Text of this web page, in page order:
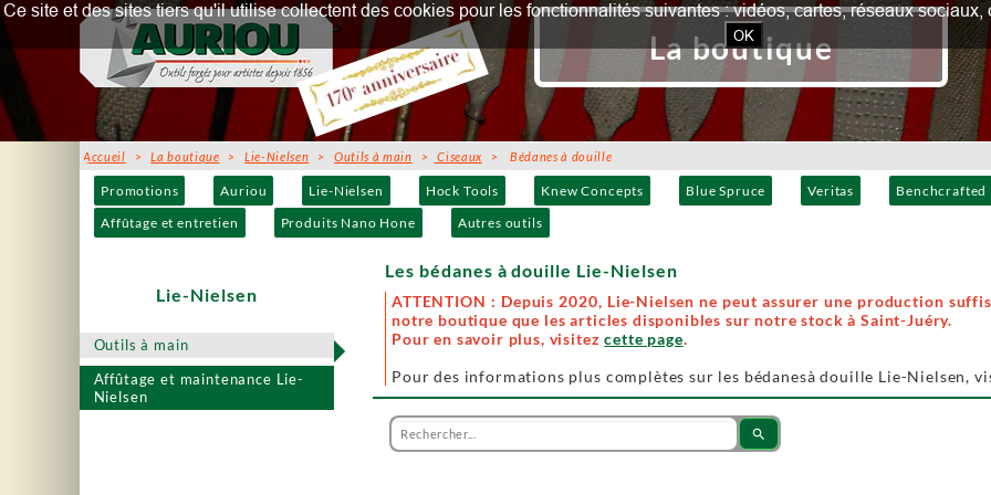
Promotions Auriou Lie-Nielsen Hock Tools Knew Concepts Blue Spruce Veritas Benchcrafted
Affûtage et entretien
Produits Nano Hone Autres outils
Outils à main
Affûtage et maintenance Lie-
Nielsen
La boutique
Accueil >La boutique >Lie-Nielsen >Outils à main > Ciseaux > Bédanes à douille
Les bédanes à douille Lie-Nielsen
ATTENTION : Depuis 2020, Lie-Nielsen ne peut assurer une production
notre boutique que les articles disponibles sur notre stock à Saint-Juéry.
Pour en savoir plus, visitezcette page.
Pour des informations plus complètes sur les bédanesà douille Lie-Nielsen,
Lie-Nielsen
search
Ce site et des sites tiers qu'il utilise collectent des cookies pour les fonctionnalités suivantes : vidéos, cartes, réseaux
OK